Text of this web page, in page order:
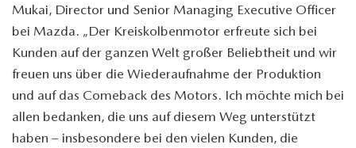
Mukai, Director und Senior Managing Executive Officer
bei Mazda. „Der Kreiskolbenmotor erfreute sich bei
Kunden auf der ganzen Welt großer Beliebtheit und wir
freuen uns über die Wiederaufnahme der Produktion
und auf das Comeback des Motors. Ich möchte mich bei
allen bedanken, die uns auf diesem Weg unterstützt
haben – insbesondere bei den vielen Kunden, die